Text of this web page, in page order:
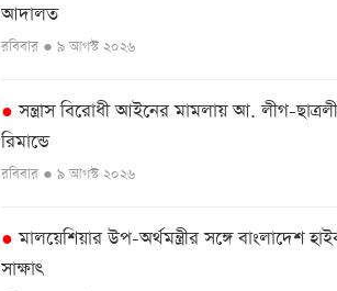
আদালত
রবিবার ● ৯ আগস্ট ২০২৬
● সন্ত্রাস বিরোধী আইনের মামলায় আ. লীগ-
রিমান্ডে
রবিবার ● ৯ আগস্ট ২০২৬
● মালয়েশিয়ার উপ-অর্থমন্ত্রীর সঙ্গে বাংলাদেশ
সাক্ষাৎ